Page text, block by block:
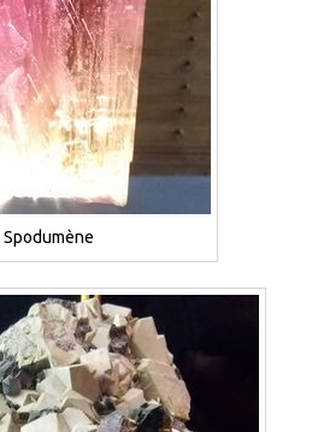
Spodumène